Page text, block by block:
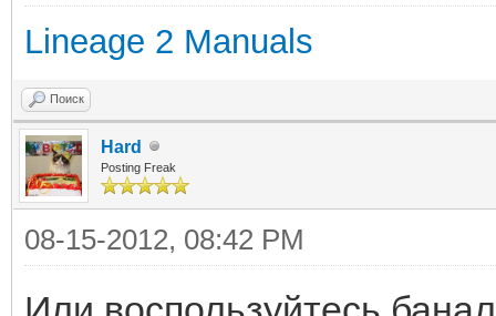
Lineage 2 Manuals
Поиск
Hard
Posting Freak
08-15-2012, 08:42 PM